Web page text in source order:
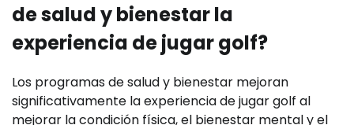
de salud y bienestar la
experiencia de jugar golf?
Los programas de salud y bienestar mejoran
significativamente la experiencia de jugar golf al
mejorar la condición física, el bienestar mental y el